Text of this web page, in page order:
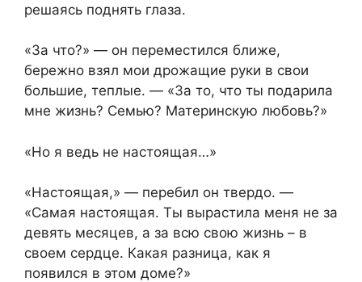
решаясь поднять глаза.
«За что?» — он переместился ближе,
бережно взял мои дрожащие руки в свои
большие, теплые. — «За то, что ты подарила
мне жизнь? Семью? Материнскую любовь?»
«Но я ведь не настоящая…»
«Настоящая,» — перебил он твердо. —
«Самая настоящая. Ты вырастила меня не за
девять месяцев, а за всю свою жизнь – в
своем сердце. Какая разница, как я
появился в этом доме?»